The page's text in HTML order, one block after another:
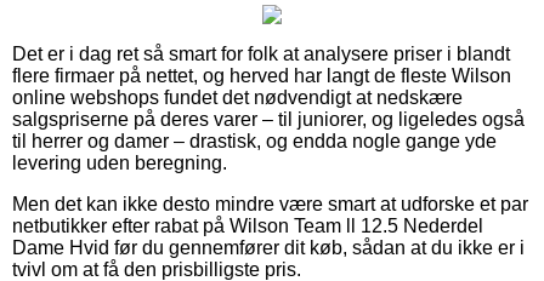
Det er i dag ret så smart for folk at analysere priser i blandt
flere firmaer på nettet, og herved har langt de fleste Wilson
online webshops fundet det nødvendigt at nedskære
salgspriserne på deres varer – til juniorer, og ligeledes også
til herrer og damer – drastisk, og endda nogle gange yde
levering uden beregning.
Men det kan ikke desto mindre være smart at udforske et par
netbutikker efter rabat på Wilson Team ll 12.5 Nederdel
Dame Hvid før du gennemfører dit køb, sådan at du ikke er i
tvivl om at få den prisbilligste pris.